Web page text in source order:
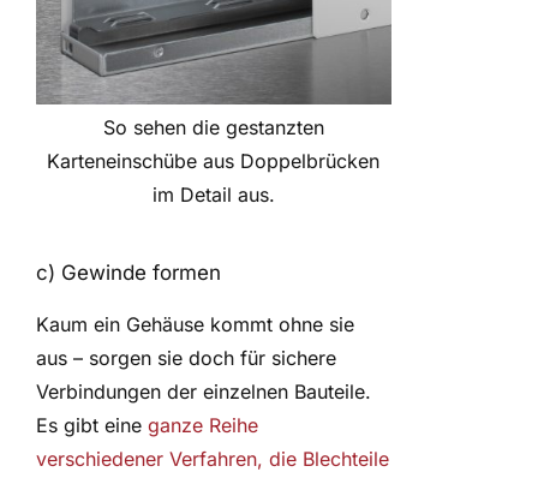
So sehen die gestanzten
Karteneinschübe aus Doppelbrücken
im Detail aus.
c) Gewinde formen
Kaum ein Gehäuse kommt ohne sie
aus – sorgen sie doch für sichere
Verbindungen der einzelnen Bauteile.
Es gibt eine ganze Reihe
verschiedener Verfahren, die Blechteile